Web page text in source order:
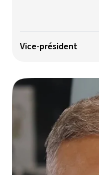
Vice-président